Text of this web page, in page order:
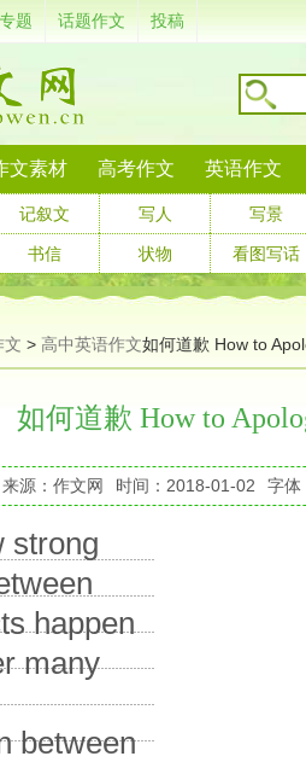
题 话题作文 投稿
文素材 高考作文 英语作文
记叙文 写人 写景
书信 状物 看图写话
文 > 高中英语作文如何道歉 How to
如何道歉 How to
来源：作文网 时间：2018-01-02 字体
strong
happen
many
between